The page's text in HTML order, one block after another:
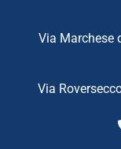
Via Marchese
Via